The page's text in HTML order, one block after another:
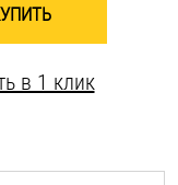
в 1 клик